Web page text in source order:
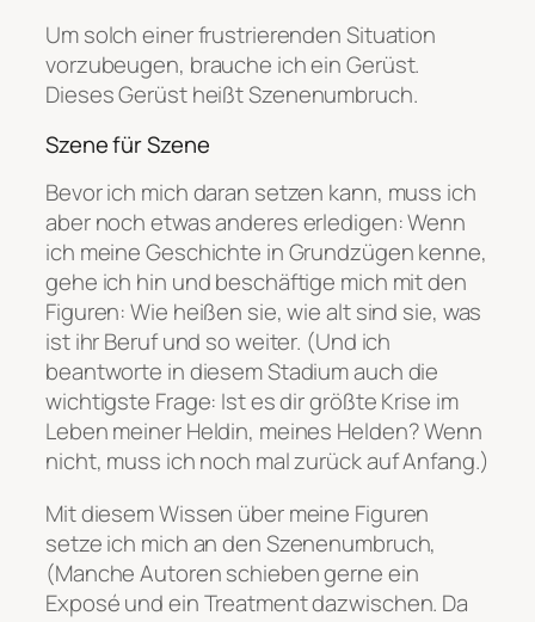
Um solch einer frustrierenden Situation
vorzubeugen, brauche ich ein Gerüst.
Dieses Gerüst heißtSzenenumbruch.
Szene für Szene
Bevor ich mich daran setzen kann, muss ich
aber noch etwas anderes erledigen: Wenn
ich meine Geschichte in Grundzügen kenne,
gehe ich hin und beschäftige mich mit den
Figuren: Wie heißen sie, wie alt sind sie, was
ist ihr Beruf und so weiter. (Und ich
beantworte in diesem Stadium auch die
wichtigste Frage: Ist es dir größte Krise im
Leben meiner Heldin, meines Helden? Wenn
nicht, muss ich noch mal zurück auf Anfang.)
Mit diesem Wissen über meine Figuren
setze ich mich an den Szenenumbruch,
(Manche Autoren schieben gerne ein
Exposé und ein Treatment dazwischen. Da